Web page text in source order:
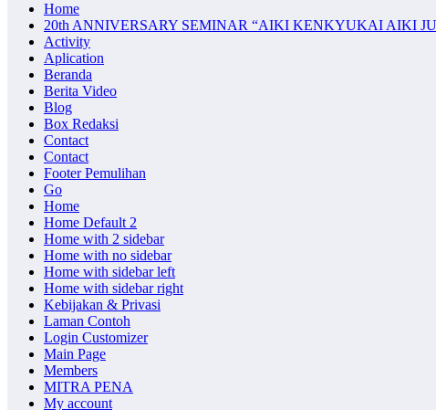
Home
20th ANNIVERSARY SEMINAR “AIKI KENKYUKAI AIKI
Activity
Aplication
Beranda
Berita Video
Blog
Box Redaksi
Contact
Contact
Footer Pemulihan
Go
Home
Home Default 2
Home with 2 sidebar
Home with no sidebar
Home with sidebar left
Home with sidebar right
Kebijakan & Privasi
Laman Contoh
Login Customizer
Main Page
Members
MITRA PENA
My account